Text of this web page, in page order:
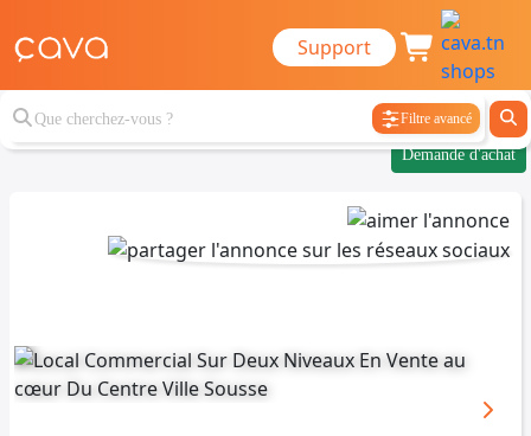
Support
Filtre avancé
Demande d'achat